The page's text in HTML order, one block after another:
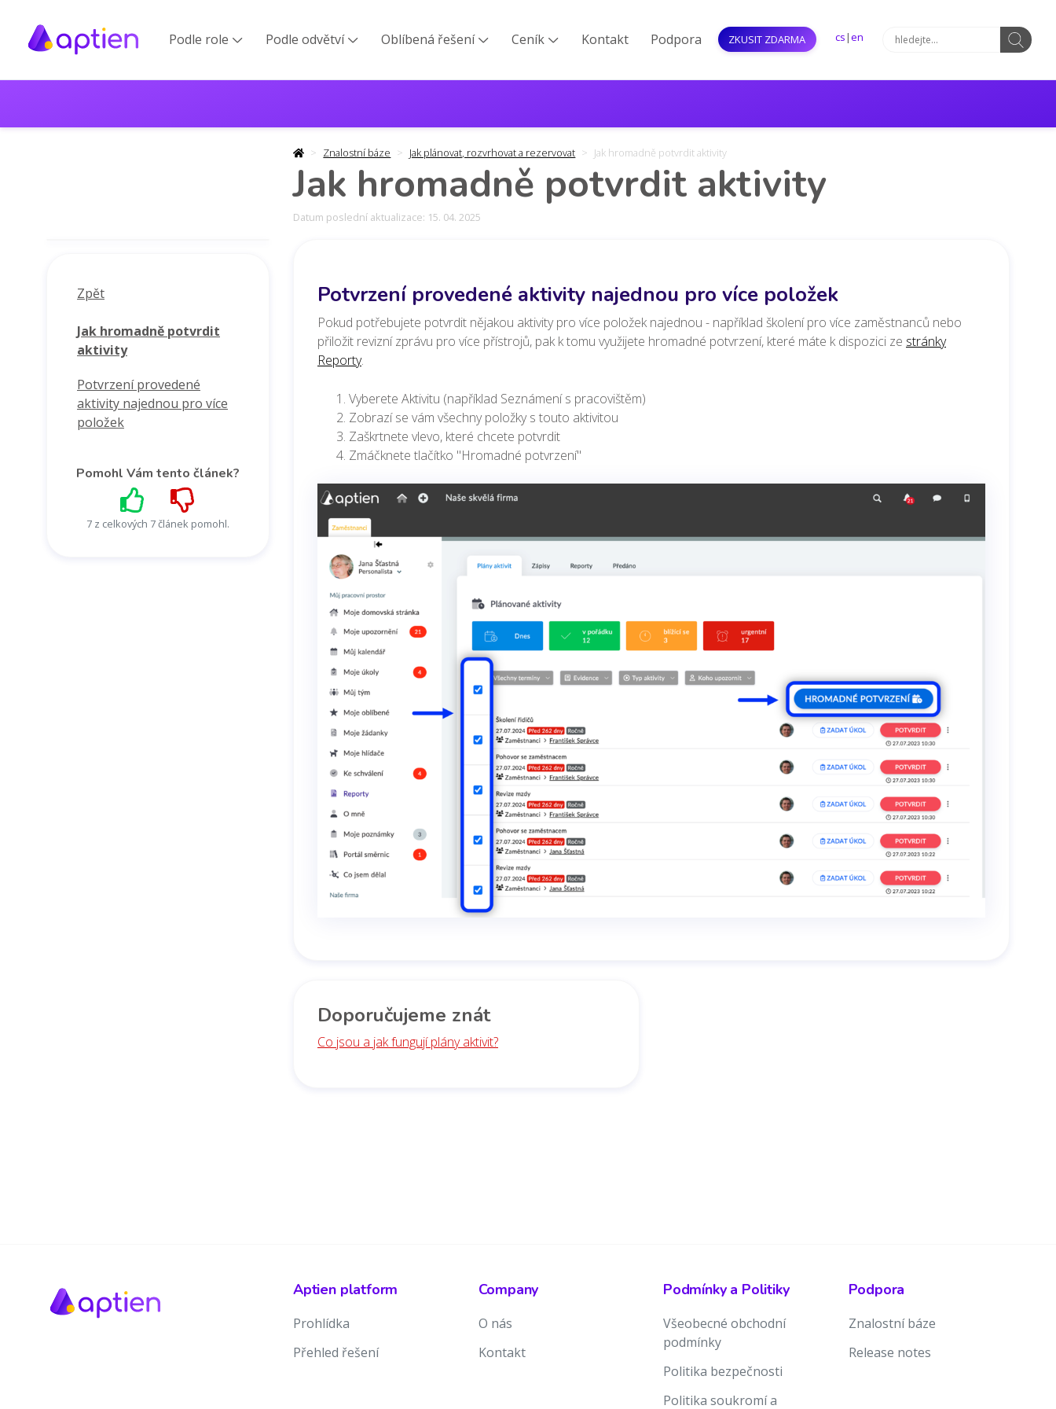
Podle role  Podle odvětví  Oblíbená řešení  Ceník  Kontakt Podpora ZKUSIT ZDARMA cs |en
Znalostní báze Jak plánovat, rozvrhovat a rezervovat Jak hromadně potvrdit aktivity
Jak hromadně potvrdit aktivity
Datum poslední aktualizace: 15. 04. 2025
Zpět
Jak hromadně potvrdit
aktivity
Potvrzení provedené
aktivity najednou pro více
položek
Pomohl Vám tento článek?
7 z celkových 7 článek pomohl.
Potvrzení provedené aktivity najednou pro více položek
Pokud potřebujete potvrdit nějakou aktivity pro více položek najednou - například školení pro více zaměstnanců nebo
přiložit revizní zprávu pro více přístrojů, pak k tomu využijete hromadné potvrzení, které máte k dispozici ze stránky
Reporty.
Vyberete Aktivitu (například Seznámení s pracovištěm)
Zobrazí se vám všechny položky s touto aktivitou
Zaškrtnete vlevo, které chcete potvrdit
Zmáčknete tlačítko "Hromadné potvrzení"
Doporučujeme znát
Co jsou a jak fungují plány aktivit?
Aptien platform
Prohlídka
Přehled řešení
Company
O nás
Kontakt
Podmínky a Politiky
Všeobecné obchodní
podmínky
Politika bezpečnosti
Politika soukromí a
Podpora
Znalostní báze
Release notes